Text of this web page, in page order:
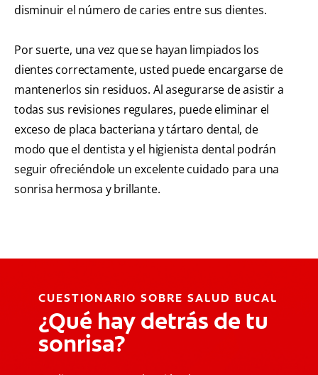
disminuir el número de caries entre sus dientes.
Por suerte, una vez que se hayan limpiados los
dientes correctamente, usted puede encargarse de
mantenerlos sin residuos. Al asegurarse de asistir a
todas sus revisiones regulares, puede eliminar el
exceso de placa bacteriana y tártaro dental, de
modo que el dentista y el higienista dental podrán
seguir ofreciéndole un excelente cuidado para una
sonrisa hermosa y brillante.
CUESTIONARIO SOBRE SALUD BUCAL
¿Qué hay detrás de tu
sonrisa?